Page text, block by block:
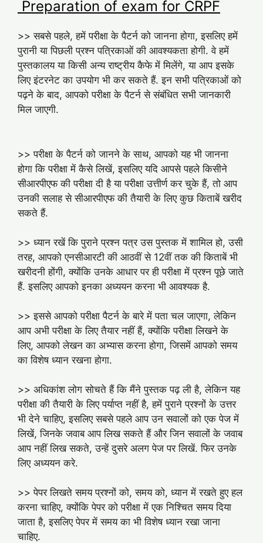
Preparation of exam for CRPF
>> सबसे पहले, हमें परीक्षा के पैटर्न को जानना होगा, इसलिए हमें
पुरानी या पिछली प्रश्न पत्रिकाओं की आवश्यकता होगी. वे हमें
पुस्तकालय या किसी अन्य राष्ट्रीय कैफे में मिलेंगे, या आप इसके
लिए इंटरनेट का उपयोग भी कर सकते हैं. इन सभी पत्रिकाओं को
पढ़ने के बाद, आपको परीक्षा के पैटर्न से संबंधित सभी जानकारी
मिल जाएगी.
>> परीक्षा के पैटर्न को जानने के साथ, आपको यह भी जानना
होगा कि परीक्षा में कैसे लिखें, इसलिए यदि आपसे पहले किसीने
सीआरपीएफ की परीक्षा दी है या परीक्षा उत्तीर्ण कर चुके हैं, तो आप
उनकी सलाह से सीआरपीएफ की तैयारी के लिए कुछ किताबें खरीद
सकते हैं.
>> ध्यान रखें कि पुराने प्रश्न पत्र उस पुस्तक में शामिल हो, उसी
तरह, आपको एनसीआरटी की आठवीं से 12वीं तक की किताबें भी
खरीदनी होंगी, क्योंकि उनके आधार पर ही परीक्षा में प्रश्न पूछे जाते
हैं. इसलिए आपको इनका अध्ययन करना भी आवश्यक है.
>> इससे आपको परीक्षा पैटर्न के बारे में पता चल जाएगा, लेकिन
आप अभी परीक्षा के लिए तैयार नहीं हैं, क्योंकि परीक्षा लिखने के
लिए, आपको लेखन का अभ्यास करना होगा, जिसमें आपको समय
का विशेष ध्यान रखना होगा.
>> अधिकांश लोग सोचते हैं कि मैंने पुस्तक पढ़ ली है, लेकिन यह
परीक्षा की तैयारी के लिए पर्याप्त नहीं है, हमें पुराने प्रश्नों के उत्तर
भी देने चाहिए, इसलिए सबसे पहले आप उन सवालों को एक पेज में
लिखें, जिनके जवाब आप लिख सकते हैं और जिन सवालों के जवाब
आप नहीं लिख सकते, उन्हें दुसरे अलग पेज पर लिखें. फिर उनके
लिए अध्ययन करे.
>> पेपर लिखते समय प्रश्नों को, समय को, ध्यान में रखते हुए हल
करना चाहिए, क्योंकि पेपर को परीक्षा में एक निश्चित समय दिया
जाता है, इसलिए पेपर में समय का भी विशेष ध्यान रखा जाना
चाहिए.